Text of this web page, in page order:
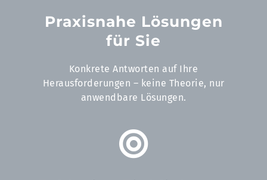
Praxisnahe Lösungen
für Sie
Konkrete Antworten auf Ihre
Herausforderungen – keine Theorie, nur
anwendbare Lösungen.